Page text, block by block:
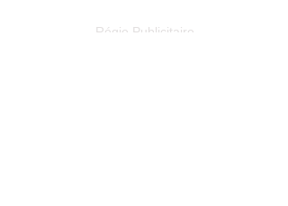
Régie Publicitaire